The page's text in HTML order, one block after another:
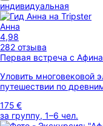
индивидуальная
Анна
4,98
282 отзыва
Первая встреча с
Уловить многовековой
путешествии по
175 €
за группу, 1–6 чел.